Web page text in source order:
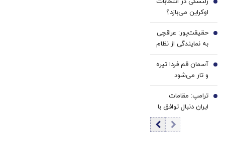
را برگرداند؟
اوکراین می‌بازد؟
نتایج یک
نظرسنجی تازه
خبرساز شد
4
حقیقت‌پور: عراقچی
به نمایندگی از نظام
مذاکره می‌کند؛
تصمیم شخصی
پزشکیان نیست/
برخی مواضع رهبری
را گزینشی
می‌پذیرند
5
آسمان قم فردا تیره
و تار می‌شود
6
ترامپ: مقامات
ایران دنبال توافق با
واشنگتن هستند
7